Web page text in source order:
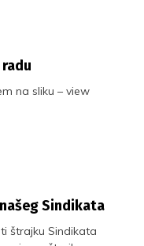
na sliku – view
Sindikata
štrajku Sindikata